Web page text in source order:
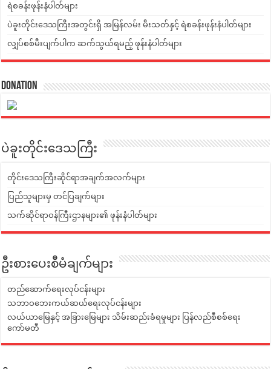
ရဲစခန်းဖုန်းနံပါတ်များ
ပဲခူးတိုင်းဒေသကြီးအတွင်းရှိ အမြန်လမ်း မီးသတ်နှင့် ရဲစခန်းဖုန်းနံပါတ်များ
လျှပ်စစ်မီးပျက်ပါက ဆက်သွယ်ရမည့် ဖုန်းနံပါတ်များ
Donation
ပဲခူးတိုင်းဒေသကြီး
တိုင်းဒေသကြီးဆိုင်ရာအချက်အလက်များ
ပြည်သူများမှ တင်ပြချက်များ
သက်ဆိုင်ရာဝန်ကြီးဌာနများ၏ ဖုန်းနံပါတ်များ
ဦးစားပေးစီမံချက်များ
တည်ဆောက်ရေးလုပ်ငန်းများ
သဘာဝဘေးကယ်ဆယ်ရေးလုပ်ငန်းများ
လယ်ယာမြေနှင့် အခြားမြေများ သိမ်းဆည်းခံရမှုများ ပြန်လည်စီစစ်ရေး
ကော်မတီ